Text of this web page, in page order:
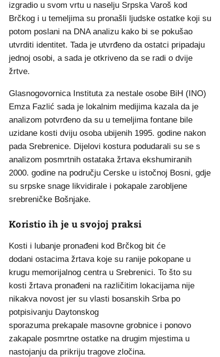
izgradio u svom vrtu u naselju Srpska Varoš kod
Brčkog i u temeljima su pronašli ljudske ostatke koji su
potom poslani na DNA analizu kako bi se pokušao
utvrditi identitet. Tada je utvrđeno da ostatci pripadaju
jednoj osobi, a sada je otkriveno da se radi o dvije
žrtve.
Glasnogovornica Instituta za nestale osobe BiH (INO)
Emza Fazlić sada je lokalnim medijima kazala da je
analizom potvrđeno da su u temeljima fontane bile
uzidane kosti dviju osoba ubijenih 1995. godine nakon
pada Srebrenice. Dijelovi kostura podudarali su se s
analizom posmrtnih ostataka žrtava ekshumiranih
2000. godine na području Cerske u istočnoj Bosni, gdje
su srpske snage likvidirale i pokapale zarobljene
srebreničke Bošnjake.
Koristio ih je u svojoj praksi
Kosti i lubanje pronađeni kod Brčkog bit će
dodani ostacima žrtava koje su ranije pokopane u
krugu memorijalnog centra u Srebrenici. To što su
kosti žrtava pronađeni na različitim lokacijama nije
nikakva novost jer su vlasti bosanskih Srba po
potpisivanju Daytonskog
sporazuma prekapale masovne grobnice i ponovo
zakapale posmrtne ostatke na drugim mjestima u
nastojanju da prikriju tragove zločina.